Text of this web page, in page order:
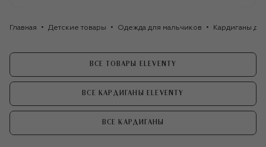
Главная Детские товары Одежда для мальчиков Кардиганы
ВСЕ ТОВАРЫ ELEVENTY
ВСЕ КАРДИГАНЫ ELEVENTY
ВСЕ КАРДИГАНЫ